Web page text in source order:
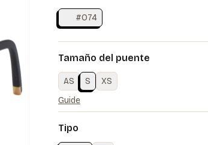
#O74
Tamaño del puente
AS S
XS
Guide
Tipo